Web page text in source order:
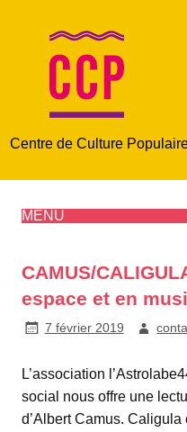
Centre de Culture
MENU
CAMUS/
espace et en
7 février 2019
L’association
social nous offre une
d’Albert Camus. Caligula